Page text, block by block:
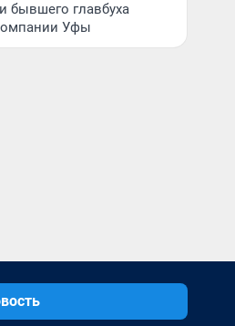
бывшего главбуха
Уфы